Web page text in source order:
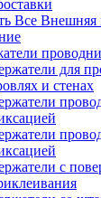
Все Внешняя
для
и стенах
с